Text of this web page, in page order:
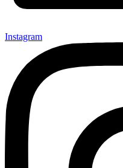
Instagram